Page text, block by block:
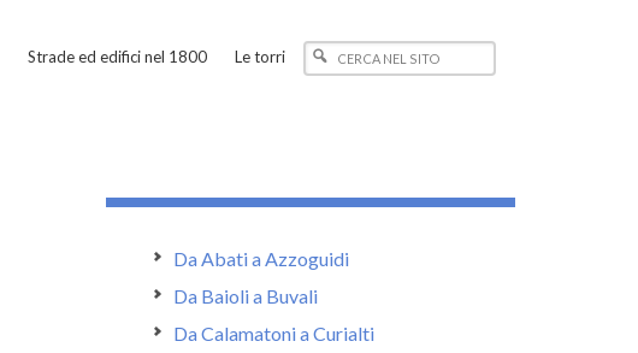
Strade ed edifici nel 1800 Le torri
Da Abati a Azzoguidi
Da Baioli a Buvali
Da Calamatoni a Curialti